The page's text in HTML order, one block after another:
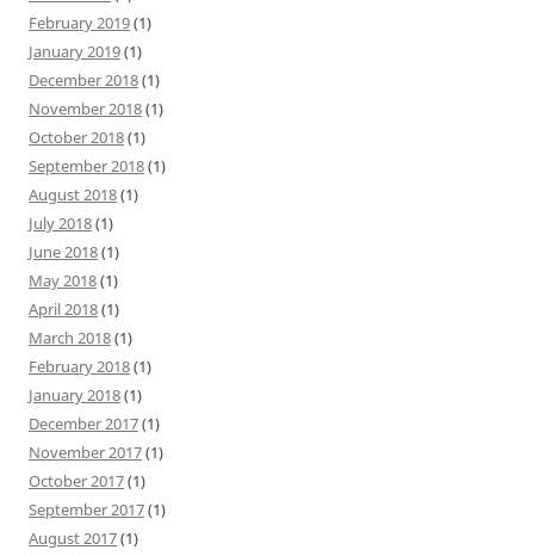
February 2019(1)
January 2019(1)
December 2018(1)
November 2018(1)
October 2018(1)
September 2018(1)
August 2018(1)
July 2018(1)
June 2018(1)
May 2018(1)
April 2018(1)
March 2018(1)
February 2018(1)
January 2018(1)
December 2017(1)
November 2017(1)
October 2017(1)
September 2017(1)
August 2017(1)